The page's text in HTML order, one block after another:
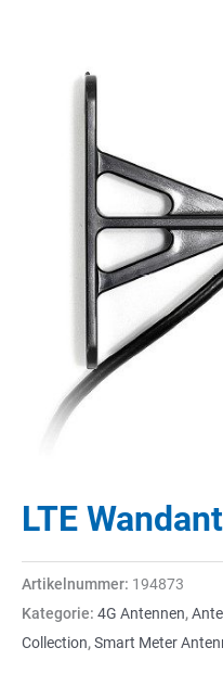
LTE
Artikelnummer: 194873
Kategorie: 4G Antennen,
Collection,Smart Meter